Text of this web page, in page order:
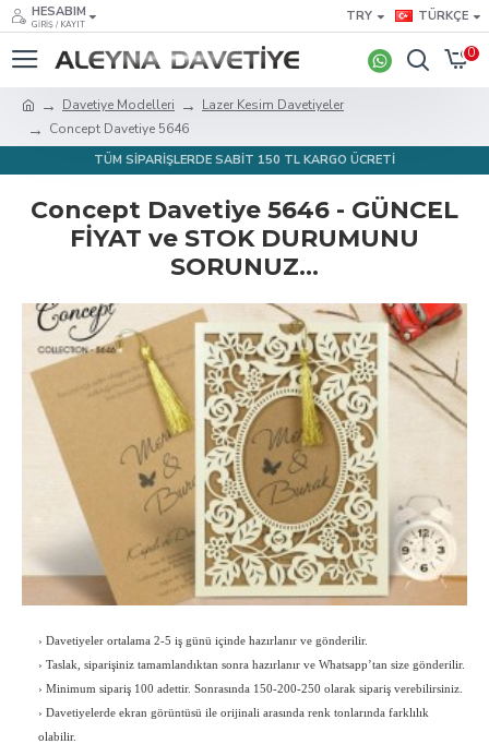
HESABIM
GIRIŞ / KAYIT
TRY TÜRKÇE
0
Davetiye Modelleri
Lazer Kesim Davetiyeler
Concept Davetiye 5646
TÜM SİPARİŞLERDE SABİT 150 TL KARGO ÜCRETİ
Concept Davetiye 5646 - GÜNCEL
FİYAT ve STOK DURUMUNU
SORUNUZ...
› Davetiyeler ortalama 2-5 iş günü içinde hazırlanır ve gönderilir.
› Taslak, siparişiniz tamamlandıktan sonra hazırlanır ve Whatsapp’tan size gönderilir.
› Minimum sipariş 100 adettir. Sonrasında 150-200-250 olarak sipariş verebilirsiniz.
› Davetiyelerde ekran görüntüsü ile orijinali arasında renk tonlarında farklılık
olabilir.